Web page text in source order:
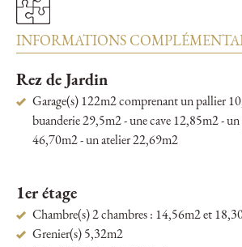
INFORMATIONS
Rez de Jardin
Garage(s) 122m2 comprenant un pallier
buanderie 29,5m2 - une cave 12,85m2 - un
46,70m2 - un atelier 22,69m2
1er étage
Chambre(s) 2 chambres : 14,56m2 et
Grenier(s) 5,32m2